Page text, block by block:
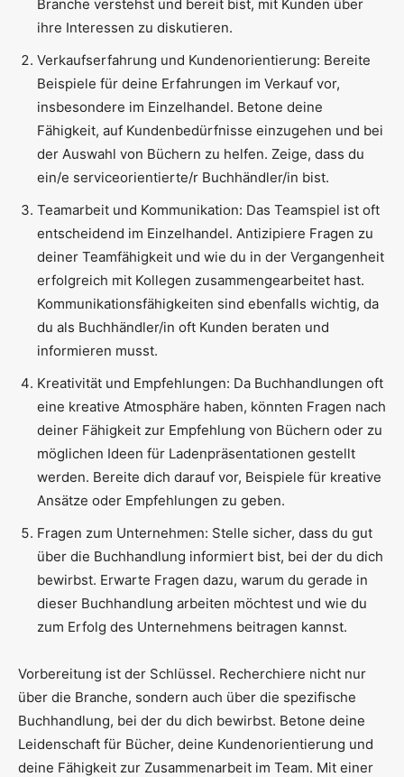
Branche verstehst und bereit bist, mit Kunden über
ihre Interessen zu diskutieren.
Verkaufserfahrung und Kundenorientierung: Bereite
Beispiele für deine Erfahrungen im Verkauf vor,
insbesondere im Einzelhandel. Betone deine
Fähigkeit, auf Kundenbedürfnisse einzugehen und bei
der Auswahl von Büchern zu helfen. Zeige, dass du
ein/e serviceorientierte/r Buchhändler/in bist.
Teamarbeit und Kommunikation: Das Teamspiel ist oft
entscheidend im Einzelhandel. Antizipiere Fragen zu
deiner Teamfähigkeit und wie du in der Vergangenheit
erfolgreich mit Kollegen zusammengearbeitet hast.
Kommunikationsfähigkeiten sind ebenfalls wichtig, da
du als Buchhändler/in oft Kunden beraten und
informieren musst.
Kreativität und Empfehlungen: Da Buchhandlungen oft
eine kreative Atmosphäre haben, könnten Fragen nach
deiner Fähigkeit zur Empfehlung von Büchern oder zu
möglichen Ideen für Ladenpräsentationen gestellt
werden. Bereite dich darauf vor, Beispiele für kreative
Ansätze oder Empfehlungen zu geben.
Fragen zum Unternehmen: Stelle sicher, dass du gut
über die Buchhandlung informiert bist, bei der du dich
bewirbst. Erwarte Fragen dazu, warum du gerade in
dieser Buchhandlung arbeiten möchtest und wie du
zum Erfolg des Unternehmens beitragen kannst.
Vorbereitung ist der Schlüssel. Recherchiere nicht nur
über die Branche, sondern auch über die spezifische
Buchhandlung, bei der du dich bewirbst. Betone deine
Leidenschaft für Bücher, deine Kundenorientierung und
deine Fähigkeit zur Zusammenarbeit im Team. Mit einer